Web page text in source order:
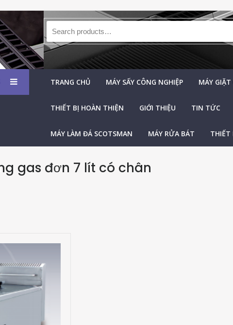
TRANG CHỦ MÁY SẤY CÔNG NGHIỆP MÁY GIẶT
THIẾT BỊ HOÀN THIỆN GIỚI THIỆU TIN TỨC
MÁY LÀM ĐÁ SCOTSMAN MÁY RỬA BÁT THIẾT
gas đơn 7 lít có chân